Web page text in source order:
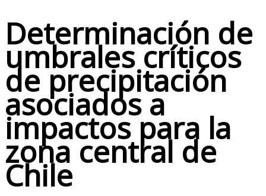
Determinación de
umbrales críticos
de precipitación
asociados a
impactos para la
zona central de
Chile